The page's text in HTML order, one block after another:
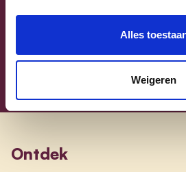
Alles
Weigeren
Sammy Mahdi
alle
Ontdek